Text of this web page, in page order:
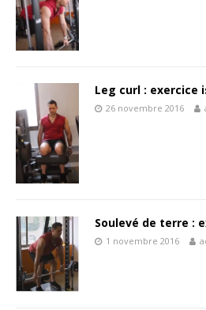
Leg curl : exercice
26 novembre 2016
Soulevé de terre :
1 novembre 2016